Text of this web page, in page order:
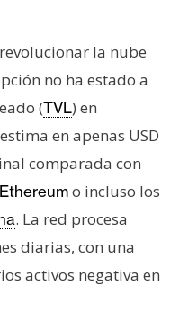
la nube
no ha estado a
(TVL) en
en apenas USD
comparada con
Ethereumo incluso los
. La red procesa
diarias, con una
activos negativa en